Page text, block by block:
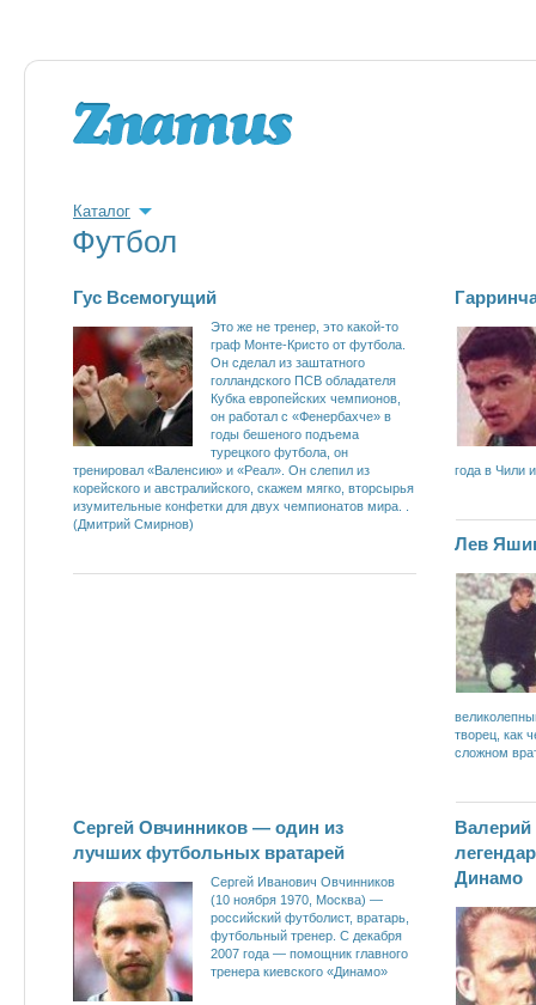
Каталог
Футбол
Гус Всемогущий
Это же не тренер, это какой-то
граф Монте-Кристо от футбола.
Он сделал из заштатного
голландского ПСВ обладателя
Кубка европейских чемпионов,
он работал с «Фенербахче» в
годы бешеного подъема
турецкого футбола, он
тренировал «Валенсию» и «Реал». Он слепил из
корейского и австралийского, скажем мягко, вторсырья
изумительные конфетки для двух чемпионатов мира. .
(Дмитрий Смирнов)
года в Чили
Лев
творец, как
сложном
Сергей Овчинников — один из
лучших футбольных вратарей
Сергей Иванович Овчинников
(10 ноября 1970, Москва) —
российский футболист, вратарь,
футбольный тренер. С декабря
2007 года — помощник главного
тренера киевского «Динамо»
Динамо